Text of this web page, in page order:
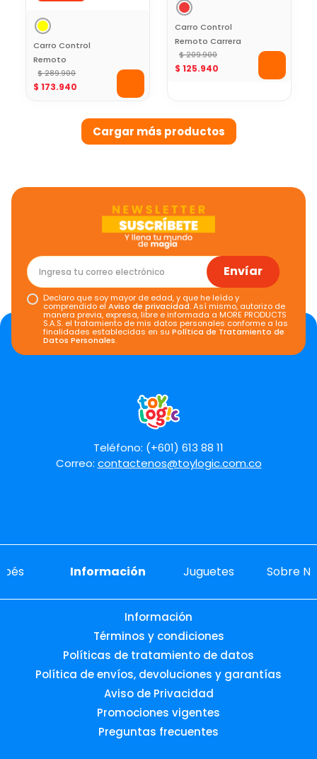
Carro Control
Remoto
Amphibious Toy
Logic
$ 289.900
$ 173.940
Carro Control
Remoto Carrera
Sport Toy Logic
$ 209.900
$ 125.940
Envíar
Declaro que soy mayor de edad, y que he leído y
comprendido elAviso de privacidad. Así mismo, autorizo de
manera previa, expresa, libre e informada a MORE PRODUCTS
S.A.S. el tratamiento de mis datos personales conforme a las
finalidades establecidas en suPolítica de Tratamiento de
Datos Personales.
Teléfono: (+601) 613 88 11
Correo: contactenos@toylogic.com.co
Información Juguetes Sobre
Información
Términos y condiciones
Políticas de tratamiento de datos
Política de envíos, devoluciones y garantías
Aviso de Privacidad
Promociones vigentes
Preguntas frecuentes